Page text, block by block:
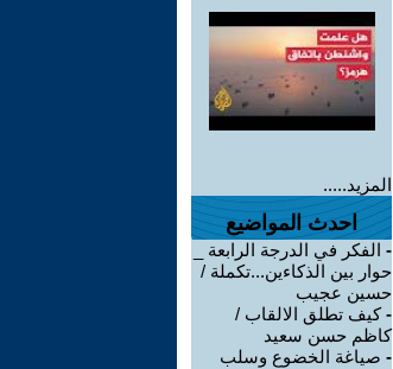
المزيد.....
احدث المواضيع
- الفكر في الدرجة الرابعة _
حوار بين الذكاءين...تكملة /
حسين عجيب
-كيف تطلق الالقاب /
كاظم حسن سعيد
- صياغة الخضوع وسلب